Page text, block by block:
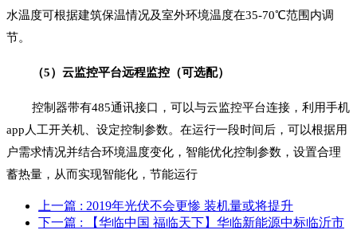
水温度可根据建筑保温情况及室外环境温度在35-70℃范围内调
节。
（5）云监控平台远程监控（可选配）
控制器带有485通讯接口，可以与云监控平台连接，利用手机
app人工开关机、设定控制参数。在运行一段时间后，可以根据用
户需求情况并结合环境温度变化，智能优化控制参数，设置合理
蓄热量，从而实现智能化，节能运行
上一篇 : 2019年光伏不会更惨 装机量或将提升
下一篇 : 【华临中国 福临天下】华临新能源中标临沂市